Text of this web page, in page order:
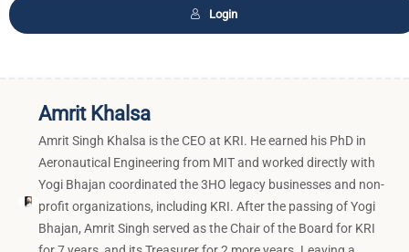
Login
Amrit Khalsa
Amrit Singh Khalsa is the CEO at KRI. He earned his PhD in
Aeronautical Engineering from MIT and worked directly with
Yogi Bhajan coordinated the 3HO legacy businesses and non-
profit organizations, including KRI. After the passing of Yogi
Bhajan, Amrit Singh served as the Chair of the Board for KRI